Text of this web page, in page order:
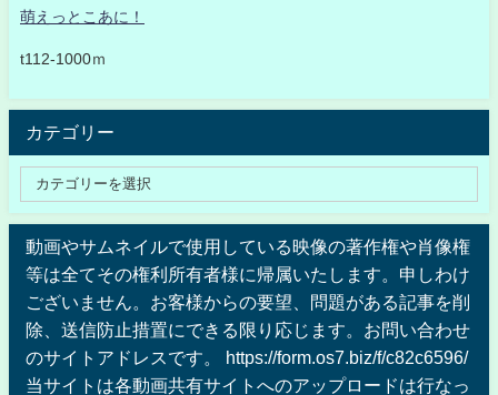
萌えっとこあに！
t112-1000ｍ
カテゴリー
動画やサムネイルで使用している映像の著作権や肖像権
等は全てその権利所有者様に帰属いたします。申しわけ
ございません。お客様からの要望、問題がある記事を削
除、送信防止措置にできる限り応じます。お問い合わせ
のサイトアドレスです。 https://form.os7.biz/f/c82c6596/
当サイトは各動画共有サイトへのアップロードは行なっ